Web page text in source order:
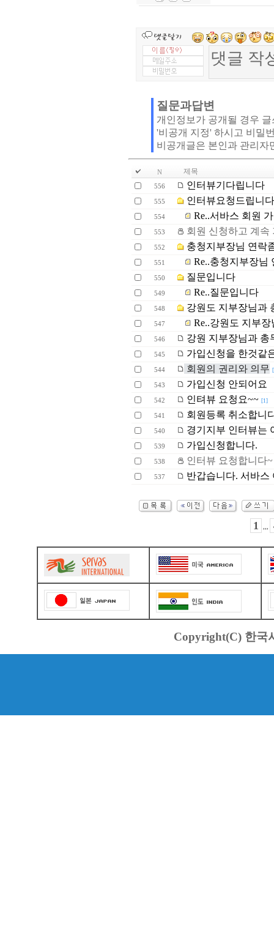
질문과답변
개인정보가 공개될 경우
'비공개 지정' 하시고 비밀
비공개글은 본인과 관리자
N 제목
556 인터뷰기다립니다
555 인터뷰요청드립니
554 Re..서바스 회원
553 회원 신청하고 계속
552 충청지부장님 연락
551 Re..충청지부장님
550 질문입니다
549 Re..질문입니다
548 강원도 지부장님과
547 Re..강원도 지부
546 강원 지부장님과 총
545 가입신청을 한것같
544 회원의 권리와 의무
543 가입신청 안되어요
542 인텨뷰 요청요~~ [1]
541 회원등록 취소합니
540 경기지부 인터뷰는
539 가입신청합니다.
538 인터뷰 요청합니다~
537 반갑습니다. 서바스
1 ,,,
Copyright(C) 한국